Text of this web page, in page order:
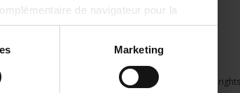
de navigateur pour la
. Vous pouvez toujoursmodifier
Marketing
Copyright © 2026 Milestone Systems A/S. All